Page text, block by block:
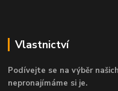
Vlastnictví
Podívejte se na výběr
nepronajímáme si je.